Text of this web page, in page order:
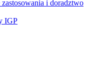
i doradztwo
IGP